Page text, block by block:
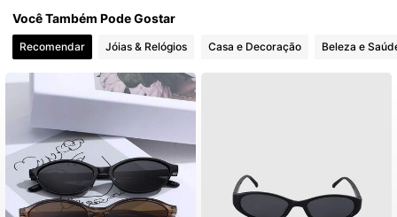
4,84 101K Seguidores
4,84 101K Seguidores
4,84
4,84 101K Seguidores
Você Também Pode Gostar
Recomendar Jóias & Relógios Casa e Decoração Beleza e